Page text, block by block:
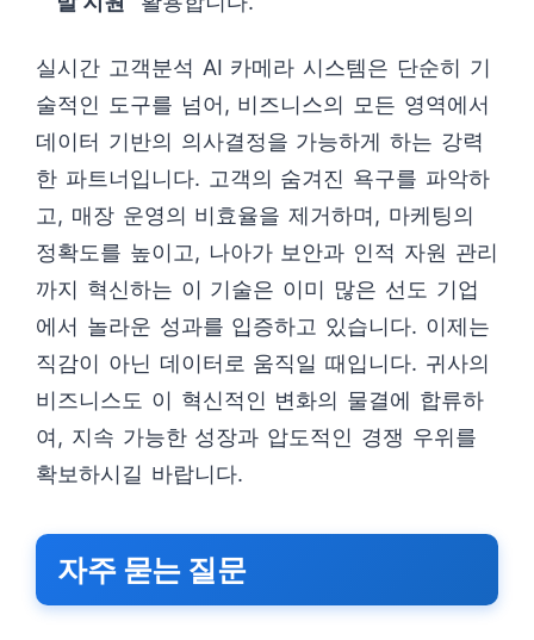
실시간 고객분석 AI 카메라 시스템은 단순히 기
술적인 도구를 넘어, 비즈니스의 모든 영역에서
데이터 기반의 의사결정을 가능하게 하는 강력
한 파트너입니다. 고객의 숨겨진 욕구를 파악하
고, 매장 운영의 비효율을 제거하며, 마케팅의
정확도를 높이고, 나아가 보안과 인적 자원 관리
까지 혁신하는 이 기술은 이미 많은 선도 기업
에서 놀라운 성과를 입증하고 있습니다. 이제는
직감이 아닌 데이터로 움직일 때입니다. 귀사의
비즈니스도 이 혁신적인 변화의 물결에 합류하
여, 지속 가능한 성장과 압도적인 경쟁 우위를
확보하시길 바랍니다.
자주 묻는 질문